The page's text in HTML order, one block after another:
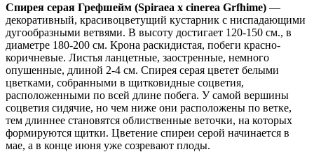
Спирея серая Грефшейм (Spiraea x cinerea Grfhime) —
декоративный, красивоцветущий кустарник с ниспадающими
дугообразными ветвями. В высоту достигает 120-150 см., в
диаметре 180-200 см. Крона раскидистая, побеги красно-
коричневые. Листья ланцетные, заостренные, немного
опушенные, длиной 2-4 см. Спирея серая цветет белыми
цветками, собранными в щитковидные соцветия,
расположенными по всей длине побега. У самой вершины
соцветия сидячие, но чем ниже они расположены по ветке,
тем длиннее становятся облиственные веточки, на которых
формируются щитки. Цветение спиреи серой начинается в
мае, а в конце июня уже созревают плоды.